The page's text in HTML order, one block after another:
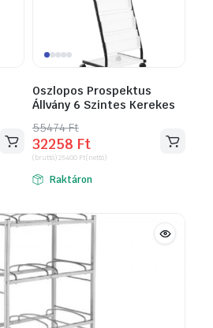
Oszlopos Prospektus
Állvány 6 Szintes Kerekes
55474Ft
Original
price
was:
55474 Ft.
32258 Ft
Current
price
is:
32258 Ft.
(bruttó)25400 Ft(nettó)
Raktáron